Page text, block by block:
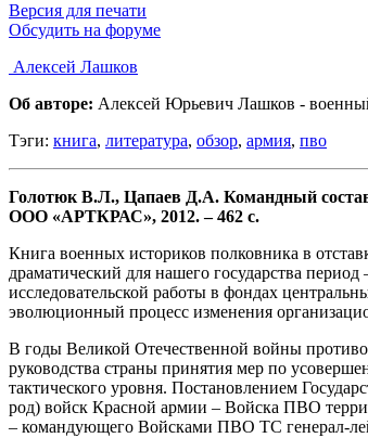
Версия для печати
Обсудить на форуме
Алексей Лашков
Об авторе: Алексей Юрьевич Лашков -
Тэги: книга, литература, обзор, армия, пво
Голотюк В.Л., Цапаев Д.А. Командный
ООО «АРТКРАС», 2012. – 462 с.
Книга военных историков полковника в
драматический для нашего государства
исследовательской работы в фондах
эволюционный процесс изменения
В годы Великой Отечественной войны
руководства страны принятия мер по
тактического уровня. Постановлением
род) войск Красной армии – Войска ПВО
– командующего Войсками ПВО ТС генерал-